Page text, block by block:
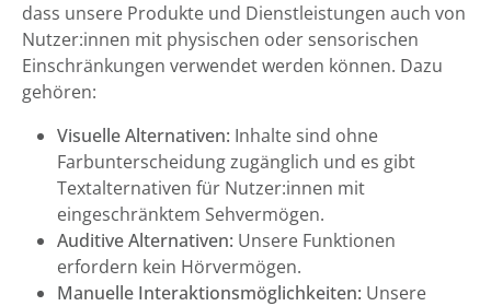
dass unsere Produkte und Dienstleistungen auch von
Nutzer:innen mit physischen oder sensorischen
Einschränkungen verwendet werden können. Dazu
gehören:
Visuelle Alternativen: Inhalte sind ohne
Farbunterscheidung zugänglich und es gibt
Textalternativen für Nutzer:innen mit
eingeschränktem Sehvermögen.
Auditive Alternativen: Unsere Funktionen
erfordern kein Hörvermögen.
Manuelle Interaktionsmöglichkeiten: Unsere